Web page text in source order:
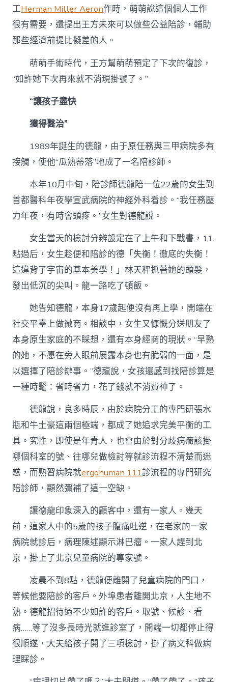
工Herman Miller Aeron作時，萌萌說這個個人工作
很有需要，還提出王方未來可以做些公益陪診，輔助
那些經濟前提比擬差的人。
萌萌手術時代，王方幫萌萌預定了下次的復診，
“如許她下次再來就不消現掛號了。”
“讓孩子盡快
獲得醫治”
1989年誕生的德龍，由于原任務與三甲病院多有
接觸，使他“瓜熟蒂落”地成了一名陪診師。
本年10月中旬，陪診師德龍陪一位22歲的女生到
首都醫科年夜學宣武病院的神經外科看診。“我任務壓
力年夜，有時會頭疼。”女生對德龍說。
女生當天的檢討分辨設定在了上午和下戰書，11
點過后，女生趁便和陪診的德「失衡！徹底的失衡！
這違背了宇宙的基本美學！」林天秤抓著她的頭髮，
發出低沉的尖叫。龍一路吃了頓飯。
她告知德龍，本身17歲起便沒有再上學，開端在
社交平臺上做微商。相談中，女生又慷慨分送朋友了
本身原生家庭的不睬想，還有本身經商的現狀。“早熟
的她，不愿在旁人眼前展露本身也有脆弱的一面，是
以選擇了陪診辦事。”德龍說，女孩還感到找陪診算是
一種時髦：省時省力，花了錢就不消費神了。
德龍說，良多時辰，由於病院分工的專門研張水
瓶和牛土豪這兩個極端，都成了她追求完美平衡的工
具。究性，即使是年青人，也會由於對分歧病癥該掛
哪個科室的號、往哪兒做檢討等就診流程不清楚而迷
惑，而熟習病院就ergohuman 111診流程的專門研究
陪診師，顯然彌補了這一空缺。
讓德龍印象深入的顧客中，還有一家人。幾天
前，這家人中的5歲的孩子腹痛吐逆，在老家的一家
病院就診后，病理陳述顯示淋巴瘤。一家人趕到北
京，掛上了北京兒童病院的專家號。
凌晨不到8點，德龍便離開了兒童病院的門口，
等候他要陪診的客戶。外埠患者離開北京，人生地不
熟。德龍招待過不少如許的客戶。取號、候診、看
病……等了沒多長時光就進診室了，開端一切都停止得
很順遂，大夫給孩子開了三項檢討，掛了病文科做病
理睬診。